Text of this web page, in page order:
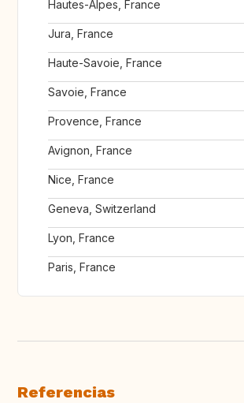
Hautes-Alpes, France
Jura, France
Haute-Savoie, France
Savoie, France
Provence, France
Avignon, France
Nice, France
Geneva, Switzerland
Lyon, France
Paris, France
Referencias